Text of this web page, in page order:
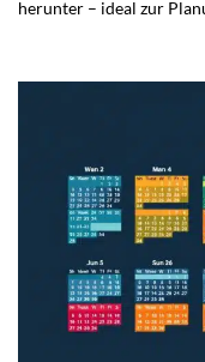
herunter – ideal zur